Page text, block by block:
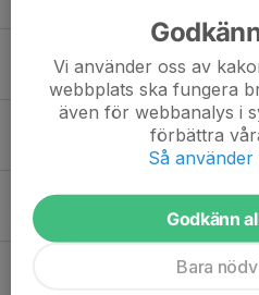
17 feb, 08:33 0
Ny sportchef i
12 feb, 20:32 1
Restaurangchansen
11 feb, 17:22 0
Vi använder oss av
webbplats ska fungera
även för webbanalys i
förbättra
Så använder
Godkänn
Bara